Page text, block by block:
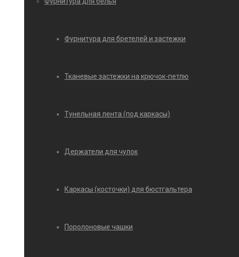
Фурнитура для бретелей и застежки
Тканевые застежки на крючок-петлю
Тунельная лента (под каркасы)
Держатели для чулок
Каркасы (косточки) для бюстгальтера
Поролоновые чашки